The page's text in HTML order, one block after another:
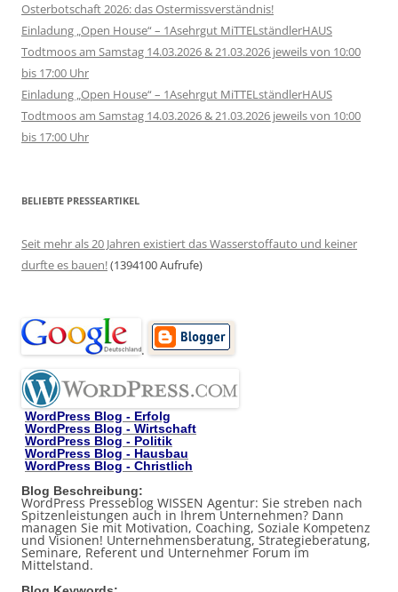
Osterbotschaft 2026: das Ostermissverständnis!
Einladung „Open House“ – 1Asehrgut MiTTELständlerHAUS
Todtmoos am Samstag 14.03.2026 & 21.03.2026 jeweils von 10:00
bis 17:00 Uhr
Einladung „Open House“ – 1Asehrgut MiTTELständlerHAUS
Todtmoos am Samstag 14.03.2026 & 21.03.2026 jeweils von 10:00
bis 17:00 Uhr
BELIEBTE PRESSEARTIKEL
Seit mehr als 20 Jahren existiert das Wasserstoffauto und keiner
durfte es bauen!(1394100 Aufrufe)
.
WordPress Blog - Erfolg
WordPress Blog - Wirtschaft
WordPress Blog - Politik
WordPress Blog - Hausbau
WordPress Blog - Christlich
Blog Beschreibung:
WordPress Presseblog WISSEN Agentur: Sie streben nach
Spitzenleistungen auch in Ihrem Unternehmen? Dann
managen Sie mit Motivation, Coaching, Soziale Kompetenz
und Visionen! Unternehmensberatung, Strategieberatung,
Seminare, Referent und Unternehmer Forum im
Mittelstand.